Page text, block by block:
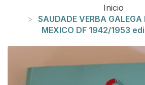
Inicio
SAUDADE VERBA GALEGA
MEXICO DF 1942/1953